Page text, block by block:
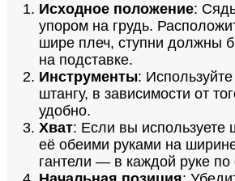
Исходное положение:
упором на грудь.
шире плеч, ступни должны
на подставке.
Инструменты:
штангу, в зависимости от
удобно.
Хват: Если вы используете
её обеими руками на
гантели — в каждой руке по